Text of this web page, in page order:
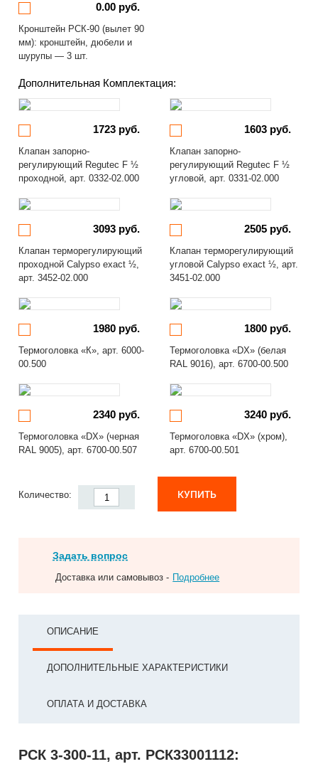
0.00 руб.
Кронштейн РСК-90 (вылет 90
мм): кронштейн, дюбели и
шурупы — 3 шт.
Дополнительная Комплектация:
1723 руб.
Клапан запорно-
регулирующий Regutec F ½
проходной, арт. 0332-02.000
1603 руб.
Клапан запорно-
регулирующий Regutec F ½
угловой, арт. 0331-02.000
3093 руб.
Клапан терморегулирующий
проходной Calypso exact ½,
арт. 3452-02.000
2505 руб.
Клапан терморегулирующий
угловой Calypso exact ½, арт.
3451-02.000
1980 руб.
Термоголовка «К», арт. 6000-
00.500
1800 руб.
Термоголовка «DX» (белая
RAL 9016), арт. 6700-00.500
2340 руб.
Термоголовка «DX» (черная
RAL 9005), арт. 6700-00.507
3240 руб.
Термоголовка «DX» (хром),
арт. 6700-00.501
Количество: КУПИТЬ
Задать вопрос
Доставка или самовывоз - Подробнее
ОПИСАНИЕ
ДОПОЛНИТЕЛЬНЫЕ ХАРАКТЕРИСТИКИ
ОПЛАТА И ДОСТАВКА
РСК 3-300-11, арт. РСК33001112: